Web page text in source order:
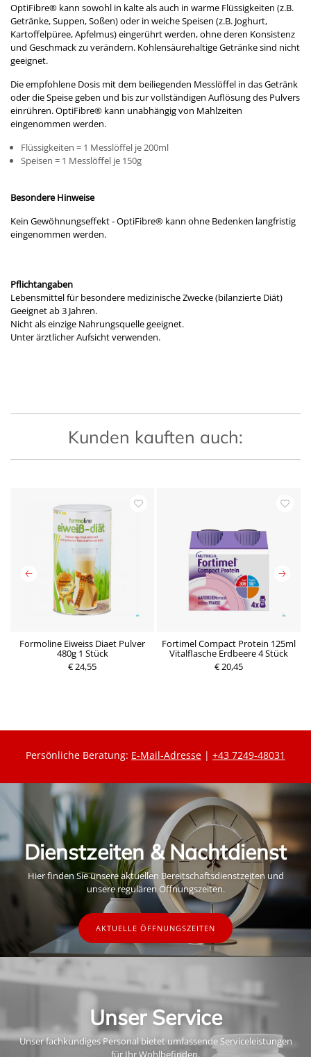
OptiFibre® kann sowohl in kalte als auch in warme Flüssigkeiten (z.B.
Getränke, Suppen, Soßen) oder in weiche Speisen (z.B. Joghurt,
Kartoffelpüree, Apfelmus) eingerührt werden, ohne deren Konsistenz
und Geschmack zu verändern. Kohlensäurehaltige Getränke sind nicht
geeignet.
Die empfohlene Dosis mit dem beiliegenden Messlöffel in das Getränk
oder die Speise geben und bis zur vollständigen Auflösung des Pulvers
einrühren. OptiFibre® kann unabhängig von Mahlzeiten
eingenommen werden.
Flüssigkeiten = 1 Messlöffel je 200ml
Speisen = 1 Messlöffel je 150g
Besondere Hinweise
Kein Gewöhnungseffekt - OptiFibre® kann ohne Bedenken langfristig
eingenommen werden.
Pflichtangaben
Lebensmittel für besondere medizinische Zwecke (bilanzierte Diät)
Geeignet ab 3 Jahren.
Nicht als einzige Nahrungsquelle geeignet.
Unter ärztlicher Aufsicht verwenden.
Kunden kauften auch:
Formoline Eiweiss Diaet Pulver
480g 1 Stück
€ 24,55
Fortimel Compact Protein 125ml
Vitalflasche Erdbeere 4 Stück
€ 20,45
Persönliche Beratung: E-Mail-Adresse | +43 7249-48031
Dienstzeiten & Nachtdienst
Hier finden Sie unsere aktuellen Bereitschaftsdienstzeiten und
unsere regulären Öffnungszeiten.
AKTUELLE ÖFFNUNGSZEITEN
Unser Service
Unser fachkundiges Personal bietet umfassende Serviceleistungen
für Ihr Wohlbefinden.